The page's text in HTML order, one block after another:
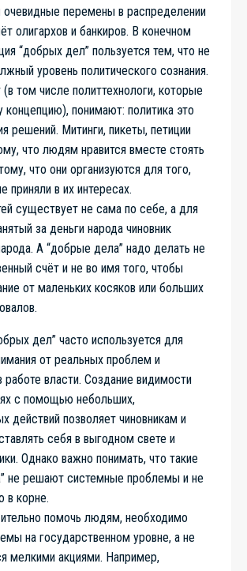
перемены в распределении
олигархов и банкиров. В конечном
“добрых дел” пользуется тем, что не
уровень политического сознания.
том числе политтехнологи, которые
концепцию), понимают: политика это
решений. Митинги, пикеты, петиции
что людям нравится вместе стоять
что они организуются для того,
приняли в их интересах.
существует не сама по себе, а для
за деньги народа чиновник
А “добрые дела” надо делать не
счёт и не во имя того, чтобы
от маленьких косяков или больших
дел” часто используется для
от реальных проблем и
работе власти. Создание видимости
с помощью небольших,
действий позволяет чиновникам и
себя в выгодном свете и
Однако важно понимать, что такие
не решают системные проблемы и не
в корне.
помочь людям, необходимо
на государственном уровне, а не
мелкими акциями. Например,